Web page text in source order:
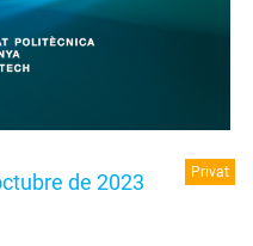
de 2023 Privat